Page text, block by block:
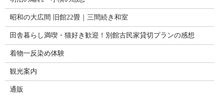
昭和の大広間 旧館22畳｜三間続き和室
田舎暮らし満喫・猫好き歓迎！別館古民家貸切プランの感想
着物一反染め体験
観光案内
通販